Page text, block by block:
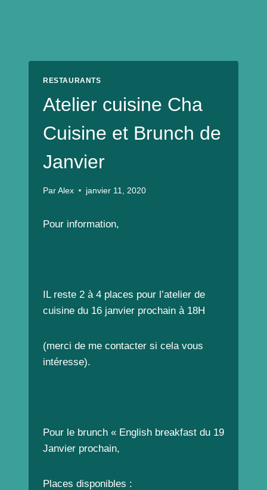
RESTAURANTS
Atelier cuisine Cha
Cuisine et Brunch de
Janvier
Par Alex janvier 11, 2020
Pour information,
IL reste 2 à 4 places pour l’atelier de
cuisine du 16 janvier prochain à 18H
(merci de me contacter si cela vous
intéresse).
Pour le brunch « English breakfast du 19
Janvier prochain,
Places disponibles :